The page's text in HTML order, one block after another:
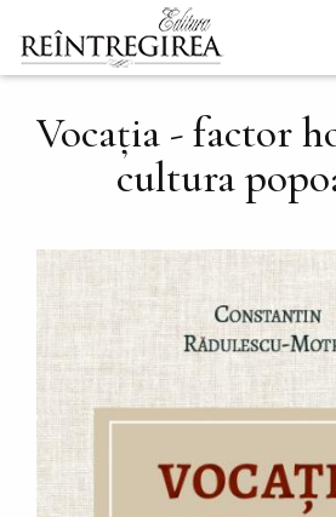
Mergi la conţinutul
Navigare
principală
Vocația - factor
cultura